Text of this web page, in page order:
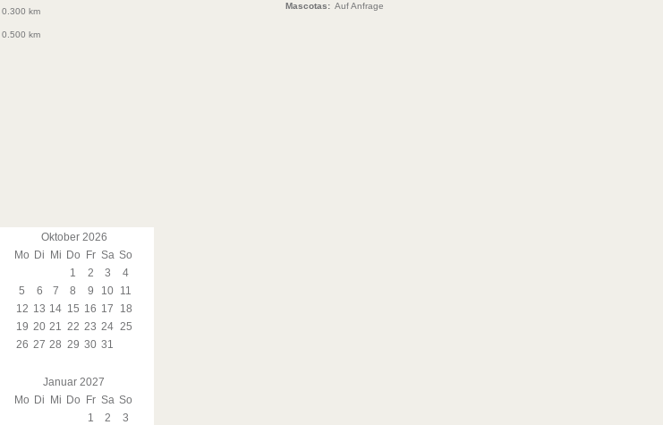
0.300 km
0.500 km
Oktober 2026
Mo Di Mi Do Fr Sa So
1
2 3
4
5
6 7 8 9 10 11
12 13 14 15 16 17
18
19 20 21 22 23 24 25
26 27 28 29 30 31
Januar 2027
Mo Di Mi Do Fr Sa So
1
2
3
Mascotas: Auf Anfrage